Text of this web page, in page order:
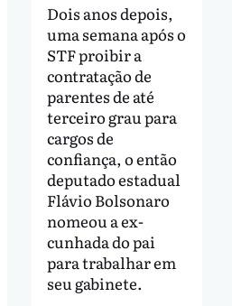
Dois anos depois,
uma semana após o
STF proibir a
contratação de
parentes de até
terceiro grau para
cargos de
confiança, o então
deputado estadual
Flávio Bolsonaro
nomeou a ex-
cunhada do pai
para trabalhar em
seu gabinete.